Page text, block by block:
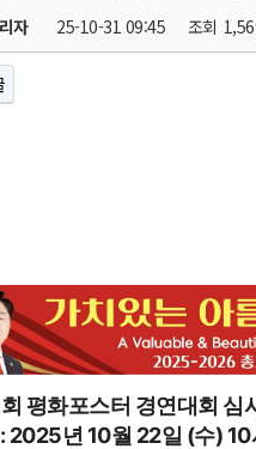
자 25-10-31 09:45 조회
평화포스터 경연대회 심
2025년 10월 22일 (수) 10